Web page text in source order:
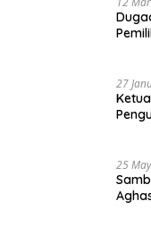
27
25